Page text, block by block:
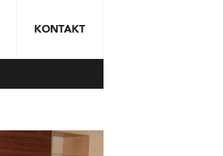
KONTAKT